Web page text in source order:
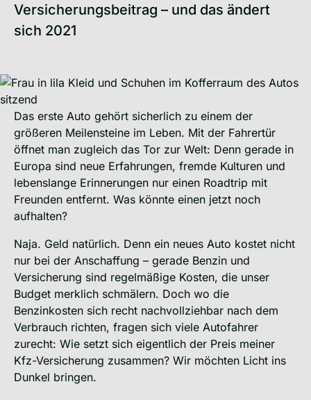
Versicherungsbeitrag – und das ändert
sich 2021
Das erste Auto gehört sicherlich zu einem der
größeren Meilensteine im Leben. Mit der Fahrertür
öffnet man zugleich das Tor zur Welt: Denn gerade in
Europa sind neue Erfahrungen, fremde Kulturen und
lebenslange Erinnerungen nur einen Roadtrip mit
Freunden entfernt. Was könnte einen jetzt noch
aufhalten?
Naja. Geld natürlich. Denn ein neues Auto kostet nicht
nur bei der Anschaffung – gerade Benzin und
Versicherung sind regelmäßige Kosten, die unser
Budget merklich schmälern. Doch wo die
Benzinkosten sich recht nachvollziehbar nach dem
Verbrauch richten, fragen sich viele Autofahrer
zurecht: Wie setzt sich eigentlich der Preis meiner
Kfz-Versicherung zusammen? Wir möchten Licht ins
Dunkel bringen.